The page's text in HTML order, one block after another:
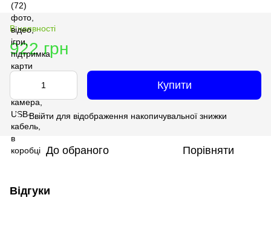
В наявності
922 грн
Купити
% Ввійти для відображення накопичувальної знижки
До обраного Порівняти
Відгуки